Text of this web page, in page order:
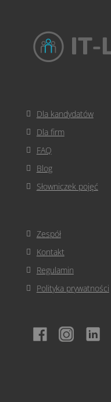
Dla kandydatów
Dla firm
FAQ
Blog
Słowniczek pojęć
Zespół
Kontakt
Regulamin
Polityka prywatności